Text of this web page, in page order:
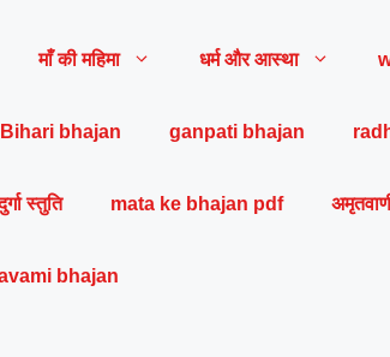
माँ की महिमा धर्म और आस्था
bhajan ganpati bhajan
स्तुति mata ke bhajan pdf
bhajan